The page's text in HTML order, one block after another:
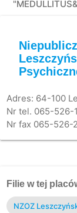
Adres: 64-100
Nr tel. 065-526-
Nr fax 065-526-
Filie w tej
NZOZ